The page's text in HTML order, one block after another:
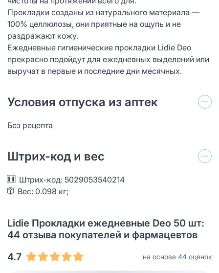
Прокладки созданы из натурального материала —
100% целлюлозы, они приятные на ощупь и не
раздражают кожу.
Ежедневные гигиенические прокладки Lidie Deo
прекрасно подойдут для ежедневных выделений или
выручат в первые и последние дни месячных.
Условия отпуска из аптек
Без рецепта
Штрих-код и вес
Штрих-код: 5029053540214
Вес: 0.098 кг;
Lidie Прокладки ежедневные Deo 50 шт:
44 отзыва покупателей и фармацевтов
4.7
на основе 44 оценок